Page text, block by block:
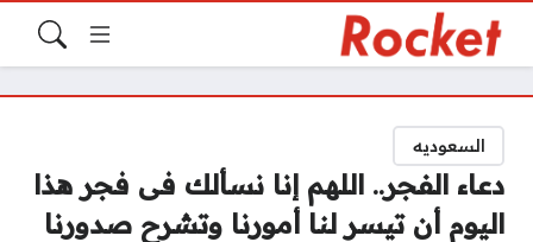
السعوديه
دعاء الفجر.. اللهم إنا نسألك فى فجر هذا
اليوم أن تيسر لنا أمورنا وتشرح صدورنا